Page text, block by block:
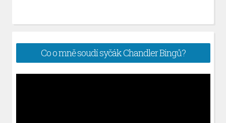
Co o mně soudí syčák Chandler Bingů?